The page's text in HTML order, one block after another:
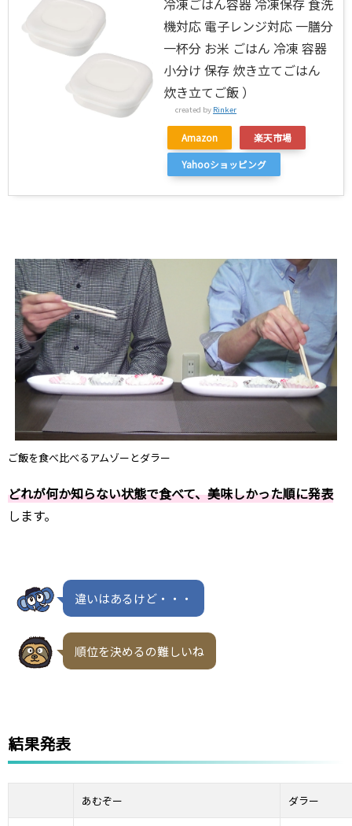
機対応 電子レンジ対応 一膳分
一杯分 お米 ごはん 冷凍 容器
小分け 保存 炊き立てごはん
炊き立てご飯 ）
created by Rinker
Amazon
楽天市場
Yahooショッピング
ご飯を食べ比べるアムゾーとダラー
どれが何か知らない状態で食べて、美味しかった順に発表
します。
違いはあるけど・・・
順位を決めるの難しいね
結果発表
あむぞー ダラー